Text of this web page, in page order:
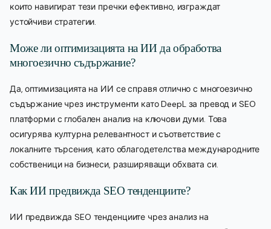
които навигират тези пречки ефективно, изграждат
устойчиви стратегии.
Може ли оптимизацията на ИИ да обработва
многоезично съдържание?
Да, оптимизацията на ИИ се справя отлично с многоезично
съдържание чрез инструменти като DeepL за превод и SEO
платформи с глобален анализ на ключови думи. Това
осигурява културна релевантност и съответствие с
локалните търсения, като облагодетелства международните
собственици на бизнеси, разширяващи обхвата си.
Как ИИ предвижда SEO тенденциите?
ИИ предвижда SEO тенденциите чрез анализ на